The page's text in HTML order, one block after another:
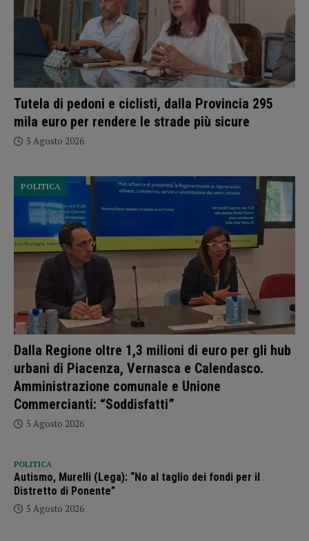
Tutela di pedoni e ciclisti, dalla Provincia 295
mila euro per rendere le strade più sicure
5 Agosto 2026
Dalla Regione oltre 1,3 milioni di euro per gli hub
urbani di Piacenza, Vernasca e Calendasco.
Amministrazione comunale e Unione
Commercianti: “Soddisfatti”
POLITICA
5 Agosto 2026
POLITICA
Autismo, Murelli (Lega): “No al taglio dei fondi per il
Distretto di Ponente”
5 Agosto 2026